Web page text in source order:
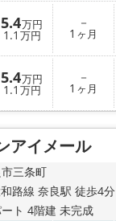
ら！
ｅｕｒａｇｅ
5.4万円
1.1 万円
－
1 ヶ月
5.4万円
1.1 万円
－
1 ヶ月
アイメール
三条町
和路線 奈良駅 徒歩4分
ト 4階建 未完成